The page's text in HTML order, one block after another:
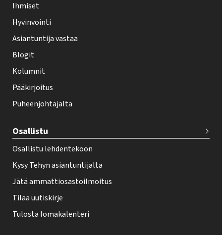
e
h
t
i
f
o
t
r
Ihmiset
Hyvinvointi
Asiantuntija vastaa
Blogit
Kolumnit
Pääkirjoitus
Puheenjohtajalta
Osallistu
Osallistu lehdentekoon
Kysy Tehyn asiantuntijalta
Jätä ammattiosastoilmoitus
Tilaa uutiskirje
Tulosta lomakalenteri